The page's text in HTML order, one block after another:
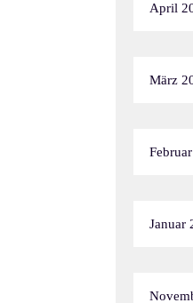
April
März
Januar